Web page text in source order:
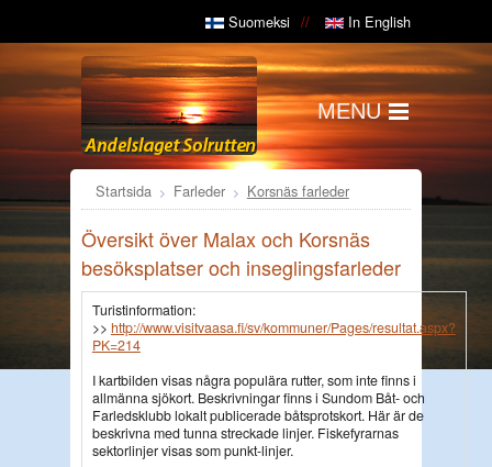
Suomeksi In English
MENU
Startsida Farleder Korsnäs farleder
Översikt över Malax och Korsnäs
besöksplatser och inseglingsfarleder
Turistinformation:
>> http://www.visitvaasa.fi/sv/kommuner/Pages/resultat.aspx?
PK=214
I kartbilden visas några populära rutter, som inte finns i
allmänna sjökort. Beskrivningar finns i Sundom Båt- och
Farledsklubb lokalt publicerade båtsprotskort. Här är de
beskrivna med tunna streckade linjer. Fiskefyrarnas
sektorlinjer visas som punkt-linjer.